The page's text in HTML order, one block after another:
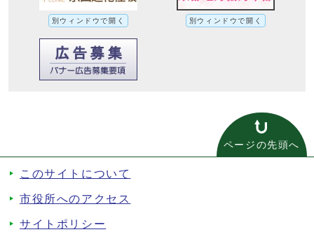
別ウィンドウで開く 別ウィンドウで開く
ページの先頭へ
このサイトについて
市役所へのアクセス
サイトポリシー